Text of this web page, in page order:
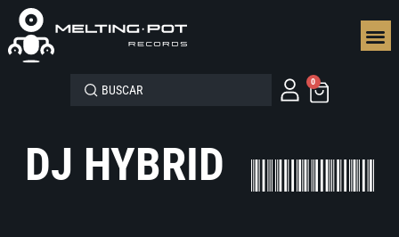
0
DJ HYBRID